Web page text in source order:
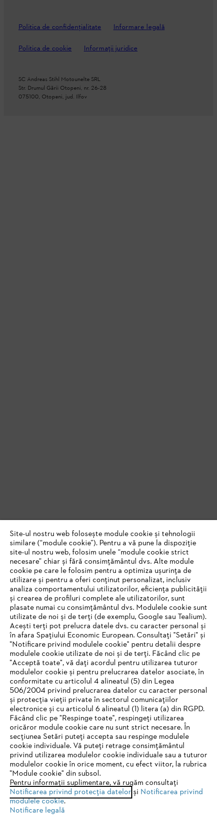
Politica de confidenţialitate Informare legală
Politica de cookie Informații juridice
SC Andreas Stihl Motounelte SRL
Str. Drumul Gării Otopeni, nr. 26-28
075100, Otopeni, jud. Ilfov
IHR BROWSER WIRD NICHT
UNTERSTÜTZT
Sie nutzen einen Browser, den wir noch nicht unterstützen. Für
eine optimale Nutzung unserer Seite empfehlen wir Ihnen, zu
einem der folgenden Browser zu wechseln:
Site-ul nostru web folosește module cookie și tehnologii
similare (“module cookie”). Pentru a vă pune la dispoziție
site-ul nostru web, folosim unele “module cookie strict
necesare” chiar și fără consimțământul dvs. Alte module
cookie pe care le folosim pentru a optimiza ușurința de
utilizare și pentru a oferi conținut personalizat, inclusiv
analiza comportamentului utilizatorilor, eficiența publicității
și crearea de profiluri complete ale utilizatorilor, sunt
plasate numai cu consimțământul dvs. Modulele cookie sunt
utilizate de noi și de terți (de exemplu, Google sau Tealium).
Acești terți pot prelucra datele dvs. cu caracter personal și
în afara Spațiului Economic European. Consultați "Setări" și
"Notificare privind modulele cookie" pentru detalii despre
modulele cookie utilizate de noi și de terți. Făcând clic pe
"Acceptă toate", vă dați acordul pentru utilizarea tuturor
modulelor cookie și pentru prelucrarea datelor asociate, în
conformitate cu articolul 4 alineatul (5) din Legea
506/2004 privind prelucrarea datelor cu caracter personal
și protecția vieții private în sectorul comunicațiilor
electronice și cu articolul 6 alineatul (1) litera (a) din RGPD.
Făcând clic pe "Respinge toate", respingeți utilizarea
oricăror module cookie care nu sunt strict necesare. În
secțiunea Setări puteți accepta sau respinge modulele
cookie individuale. Vă puteți retrage consimțământul
privind utilizarea modulelor cookie individuale sau a tuturor
modulelor cookie în orice moment, cu efect viitor, la rubrica
"Module cookie" din subsol.
Pentru informații suplimentare, vă rugăm consultați
Notificarea privind protecția datelorși Notificarea privind
modulele cookie.
Notificare legală